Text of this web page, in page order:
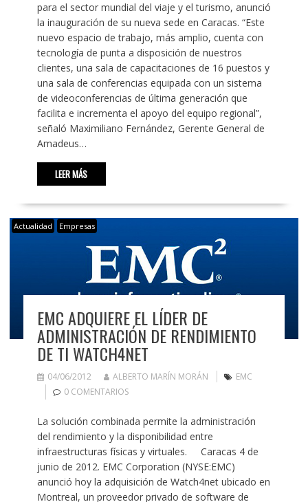
para el sector mundial del viaje y el turismo, anunció
la inauguración de su nueva sede en Caracas. “Este
nuevo espacio de trabajo, más amplio, cuenta con
tecnología de punta a disposición de nuestros
clientes, una sala de capacitaciones de 16 puestos y
una sala de conferencias equipada con un sistema
de videoconferencias de última generación que
facilita e incrementa el apoyo del equipo regional”,
señaló Maximiliano Fernández, Gerente General de
Amadeus…
LEER MÁS
Actualidad Empresas
EMC ADQUIERE EL LÍDER DE
ADMINISTRACIÓN DE RENDIMIENTO
DE TI WATCH4NET
04/06/2012 ALBERTO MARÍN MORÁN
EMC
0 COMENTARIOS
La solución combinada permite la administración
del rendimiento y la disponibilidad entre
infraestructuras físicas y virtuales. Caracas 4 de
junio de 2012. EMC Corporation (NYSE:EMC)
anunció hoy la adquisición de Watch4net ubicado en
Montreal, un proveedor privado de software de